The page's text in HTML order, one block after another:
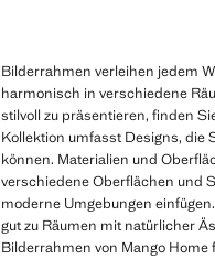
Bilderrahmen verleihen jedem
harmonisch in verschiedene
stilvoll zu präsentieren, finden
Kollektion umfasst Designs, die
können. Materialien und
verschiedene Oberflächen und
moderne Umgebungen
gut zu Räumen mit natürlicher
Bilderrahmen von Mango